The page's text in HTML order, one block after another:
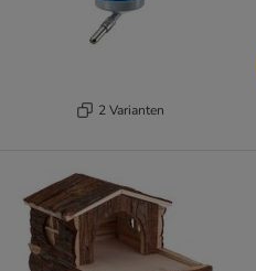
2 Varianten